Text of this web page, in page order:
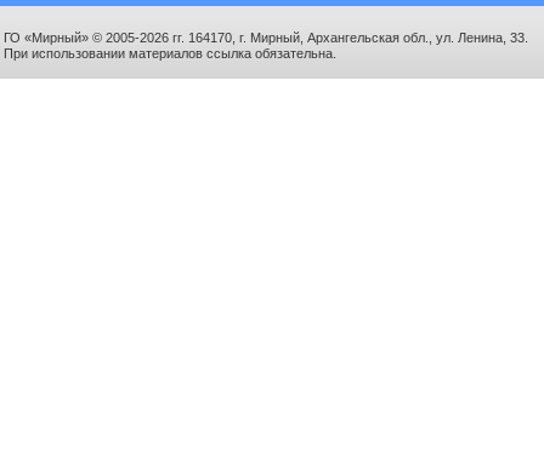
ГО «Мирный» © 2005-2026 гг. 164170, г. Мирный, Архангельская обл., ул. Ленина, 33.
При использовании материалов ссылка обязательна.